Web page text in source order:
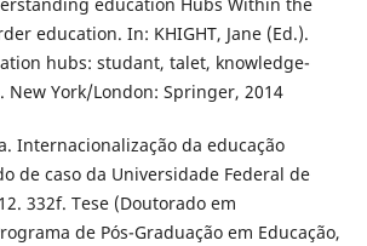
education. In: KHIGHT, Jane (Ed.).
hubs: studant, talet, knowledge-
New York/London: Springer, 2014
Internacionalização da educação
de caso da Universidade Federal de
332f. Tese (Doutorado em
de Pós-Graduação em Educação,